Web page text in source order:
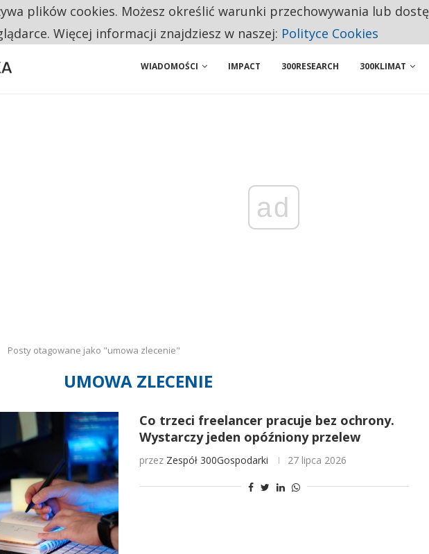
PONOWNIE ZAŁOŻYŁOBY WŁASNĄ FIRMĘ. INNYM JUŻ TAK ŁATWO JEJ NIE POLECAJĄ
UDERZAJĄ W EUROPEJSKI PRZEMYSŁ. NA LIŚCIE SĄ DWA PODMIOTY Z POLSKI
WIADOMOŚCI IMPACT 300RESEARCH 300KLIMAT
ad
Posty otagowane jako "umowa zlecenie"
UMOWA ZLECENIE
Co trzeci freelancer pracuje bez ochrony.
Wystarczy jeden opóźniony przelew
przez Zespół 300Gospodarki 27 lipca 2026
plików cookies. Możesz określić warunki przechowywania lub
Więcej informacji znajdziesz w naszej: Polityce Cookies